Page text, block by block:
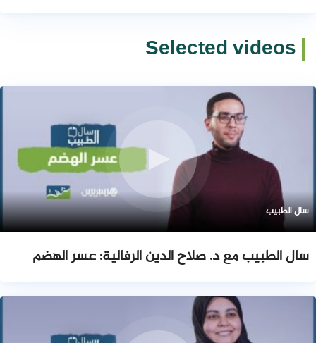
Selected videos
سال الطبيب
سال الطبيب مع د. صلاح الدين الرفالية: عسر الهضم